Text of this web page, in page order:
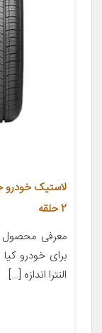
2 حلقه
النترا اندازه […]